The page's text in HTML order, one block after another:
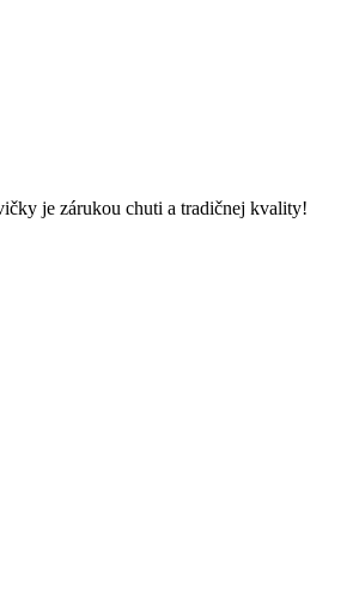
je zárukou chuti a tradičnej kvality!